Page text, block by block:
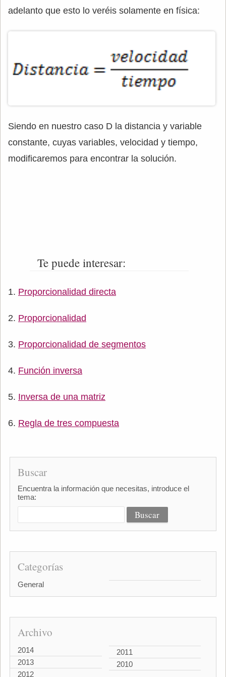
adelanto que esto lo veréis solamente en física:
Siendo en nuestro caso D la distancia y variable
constante, cuyas variables, velocidad y tiempo,
modificaremos para encontrar la solución.
Te puede interesar:
Proporcionalidad directa
Proporcionalidad
Proporcionalidad de segmentos
Función inversa
Inversa de una matriz
Regla de tres compuesta
Buscar
Encuentra la información que necesitas, introduce el
tema:
Categorías
General
Archivo
2014
2013
2012
2011
2010